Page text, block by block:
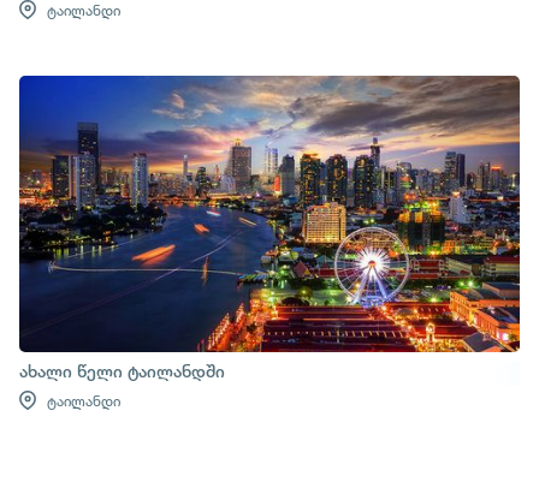
ტაილანდი
ახალი წელი ტაილანდში
ტაილანდი